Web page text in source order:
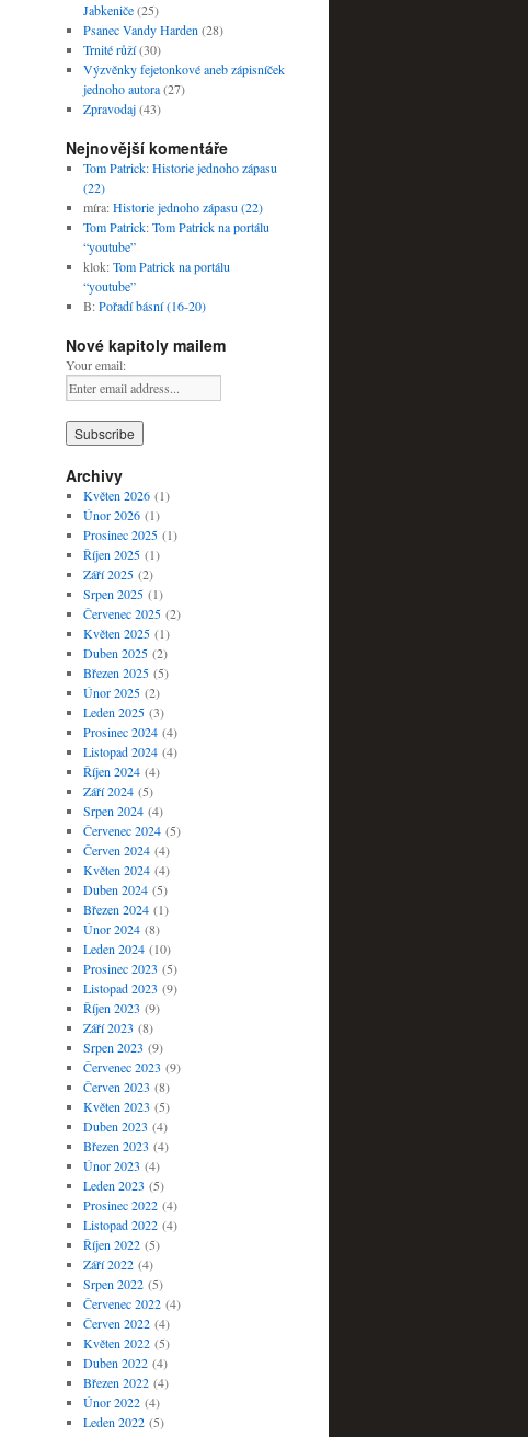
Jabkeniče(25)
Psanec Vandy Harden (28)
Trnité růží(30)
Výzvěnky fejetonkové aneb zápisníček
jednoho autora(27)
Zpravodaj(43)
Nejnovější komentáře
Tom Patrick:Historie jednoho zápasu
(22)
míra:Historie jednoho zápasu (22)
Tom Patrick:Tom Patrick na portálu
“youtube”
klok:Tom Patrick na portálu
“youtube”
B:Pořadí básní (16-20)
Nové kapitoly mailem
Your email:
Archivy
Květen 2026(1)
Únor 2026(1)
Prosinec 2025(1)
Říjen 2025(1)
Září 2025(2)
Srpen 2025(1)
Červenec 2025(2)
Květen 2025(1)
Duben 2025(2)
Březen 2025(5)
Únor 2025(2)
Leden 2025(3)
Prosinec 2024(4)
Listopad 2024(4)
Říjen 2024(4)
Září 2024(5)
Srpen 2024(4)
Červenec 2024(5)
Červen 2024(4)
Květen 2024(4)
Duben 2024(5)
Březen 2024(1)
Únor 2024(8)
Leden 2024(10)
Prosinec 2023 (5)
Listopad 2023 (9)
Říjen 2023 (9)
Září 2023 (8)
Srpen 2023 (9)
Červenec 2023 (9)
Červen 2023 (8)
Květen 2023 (5)
Duben 2023 (4)
Březen 2023 (4)
Únor 2023 (4)
Leden 2023 (5)
Prosinec 2022(4)
Listopad 2022(4)
Říjen 2022(5)
Září 2022(4)
Srpen 2022(5)
Červenec 2022(4)
Červen 2022(4)
Květen 2022(5)
Duben 2022(4)
Březen 2022(4)
Únor 2022(4)
Leden 2022(5)